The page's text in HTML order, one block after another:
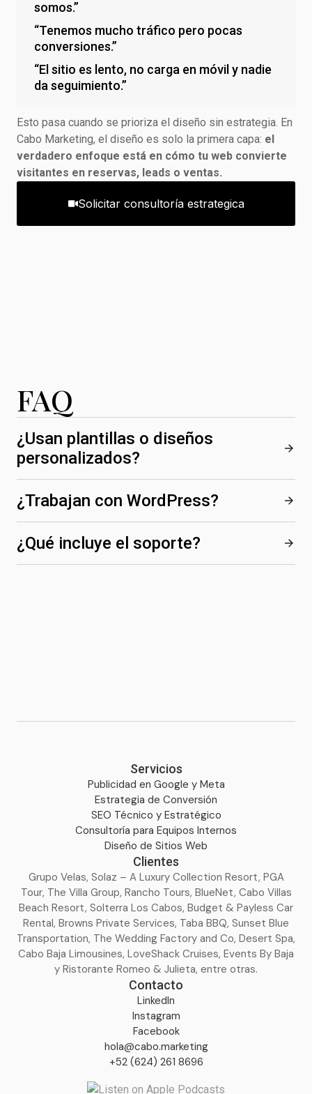
somos.”
“Tenemos mucho tráfico pero pocas
conversiones.”
“El sitio es lento, no carga en móvil y nadie
da seguimiento.”
Esto pasa cuando se prioriza el diseño sin estrategia. En
Cabo Marketing, el diseño es solo la primera capa: el
verdadero enfoque está en cómo tu web convierte
visitantes en reservas, leads o ventas.
Solicitar consultoría estrategica
FAQ
¿Usan plantillas o diseños
personalizados?
¿Trabajan con WordPress?
¿Qué incluye el soporte?
Servicios
Publicidad en Google y Meta
Estrategia de Conversión
SEO Técnico y Estratégico
Consultoría para Equipos Internos
Diseño de Sitios Web
Clientes
Grupo Velas, Solaz – A Luxury Collection Resort, PGA
Tour, The Villa Group, Rancho Tours, BlueNet, Cabo Villas
Beach Resort, Solterra Los Cabos, Budget & Payless Car
Rental, Browns Private Services, Taba BBQ, Sunset Blue
Transportation, The Wedding Factory and Co, Desert Spa,
Cabo Baja Limousines, LoveShack Cruises, Events By Baja
y Ristorante Romeo & Julieta, entre otras.
Contacto
LinkedIn
Instagram
Facebook
hola@cabo.marketing
+52 (624) 261 8696